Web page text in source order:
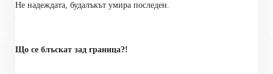
Не надеждата, будалъкът умира последен.
Що се блъскат зад граница?!